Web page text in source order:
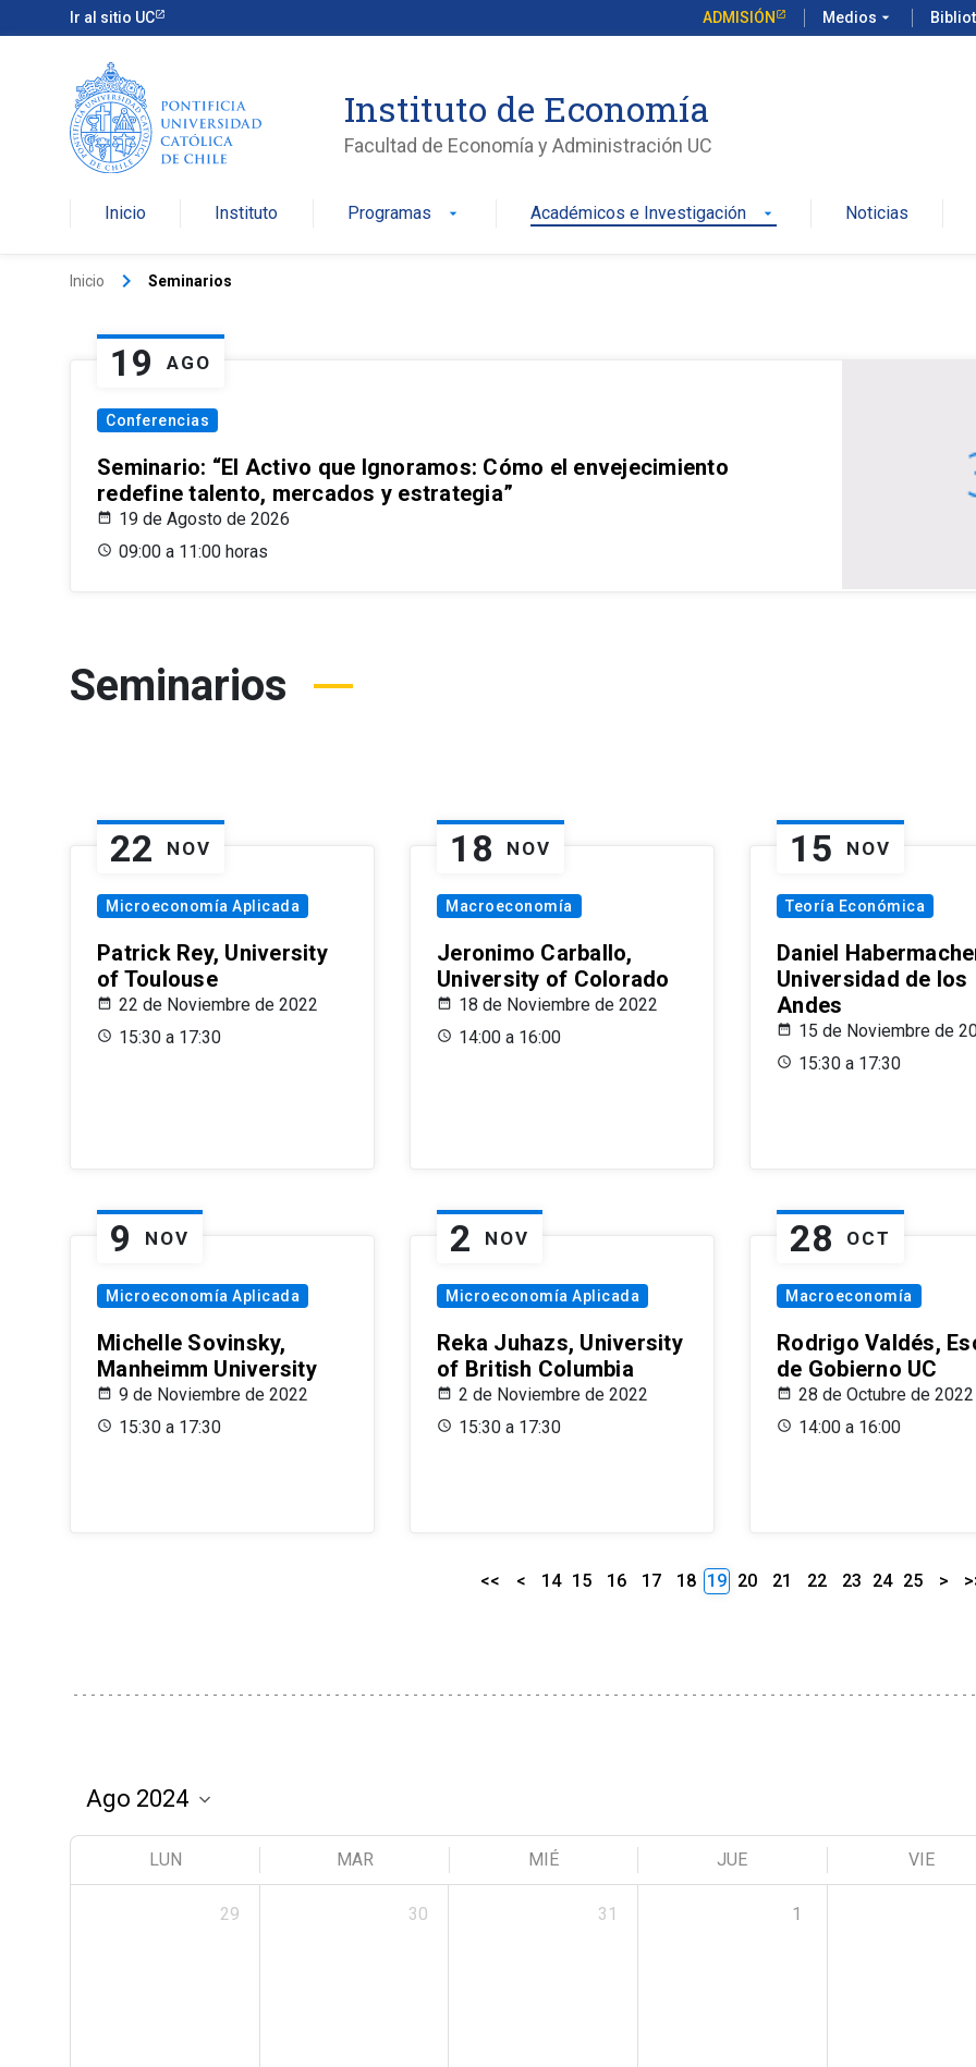
Ir al sitio UC ADMISIÓN Medios arrow_drop_down
Instituto de Economía
Facultad de Economía y Administración UC
Inicio Instituto Programas arrow_drop_down Académicos e Investigación arrow_drop_down Noticias
Inicio keyboard_arrow_right Seminarios
19 AGO
Conferencias
Seminario: “El Activo que Ignoramos: Cómo el envejecimiento
redefine talento, mercados y estrategia”
19 de Agosto de 2026
09:00 a 11:00 horas
Seminarios
22 NOV
Microeconomía Aplicada
Patrick Rey, University
of Toulouse
22 de Noviembre de 2022
15:30 a 17:30
18 NOV
Macroeconomía
Jeronimo Carballo,
University of Colorado
18 de Noviembre de 2022
14:00 a 16:00
15 NOV
Teoría Económica
Daniel
Universidad de los
Andes
15 de Noviembre de
15:30 a 17:30
9 NOV
Microeconomía Aplicada
Michelle Sovinsky,
Manheimm University
9 de Noviembre de 2022
15:30 a 17:30
2 NOV
Microeconomía Aplicada
Reka Juhazs, University
of British Columbia
2 de Noviembre de 2022
15:30 a 17:30
28 OCT
Macroeconomía
Rodrigo Valdés,
de Gobierno UC
28 de Octubre de 2022
14:00 a 16:00
<< < 14 15 16 17 18 19 20 21 22 23 24 25 >
LUN MAR MIÉ JUE VIE
29 30 31 1